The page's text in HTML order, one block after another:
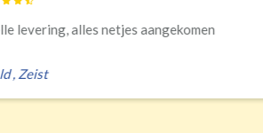
alles netjes aangekomen